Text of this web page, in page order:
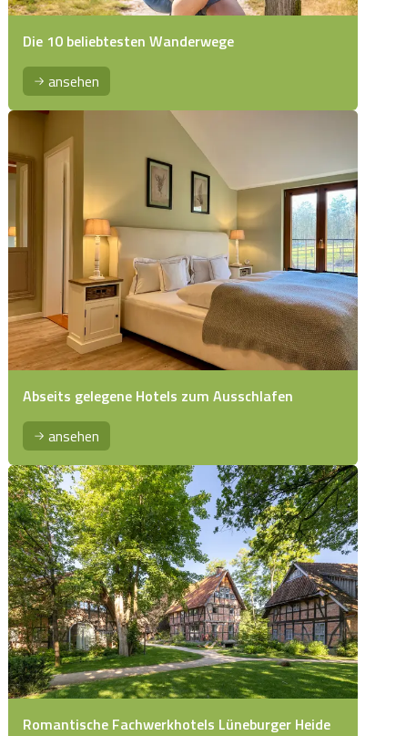
Die 10 beliebtesten Wanderwege
ansehen
Abseits gelegene Hotels zum Ausschlafen
ansehen
Romantische Fachwerkhotels Lüneburger Heide